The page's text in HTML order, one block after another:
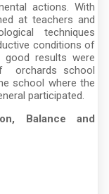
actions. With
at teachers and
techniques
conditions of
results were
orchards school
school where the
participated.
Balance and